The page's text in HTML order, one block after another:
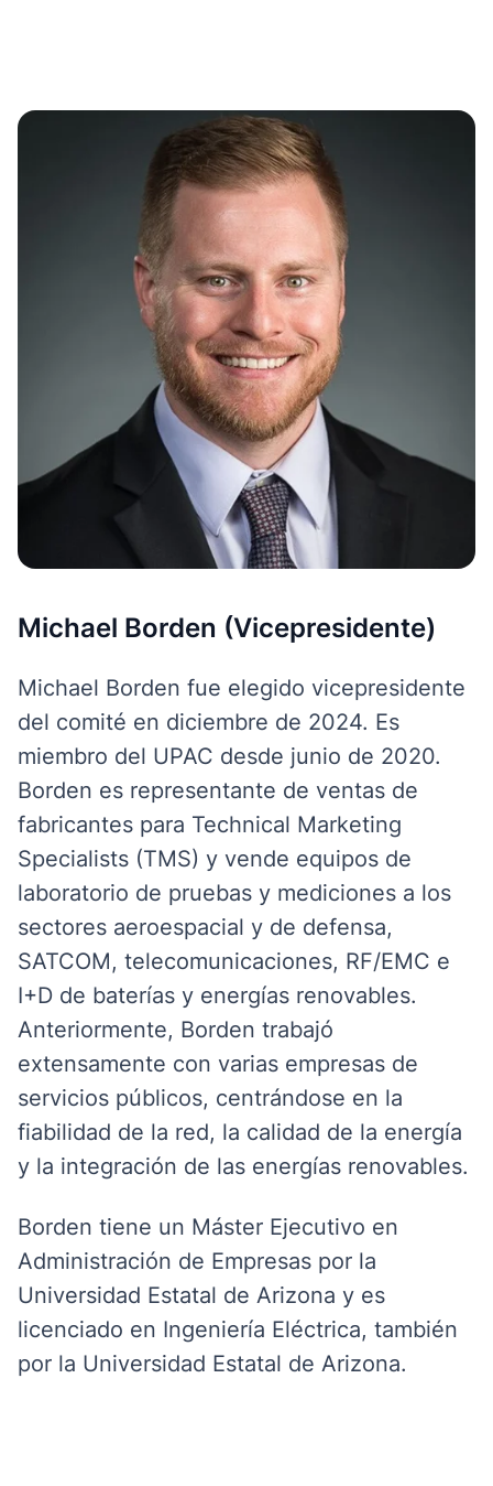
Michael Borden (Vicepresidente)
Michael Borden fue elegido vicepresidente
del comité en diciembre de 2024. Es
miembro del UPAC desde junio de 2020.
Borden es representante de ventas de
fabricantes para Technical Marketing
Specialists (TMS) y vende equipos de
laboratorio de pruebas y mediciones a los
sectores aeroespacial y de defensa,
SATCOM, telecomunicaciones, RF/EMC e
I+D de baterías y energías renovables.
Anteriormente, Borden trabajó
extensamente con varias empresas de
servicios públicos, centrándose en la
fiabilidad de la red, la calidad de la energía
y la integración de las energías renovables.
Borden tiene un Máster Ejecutivo en
Administración de Empresas por la
Universidad Estatal de Arizona y es
licenciado en Ingeniería Eléctrica, también
por la Universidad Estatal de Arizona.